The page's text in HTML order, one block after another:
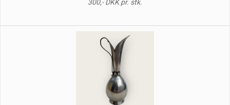
300,- DKK pr. stk.